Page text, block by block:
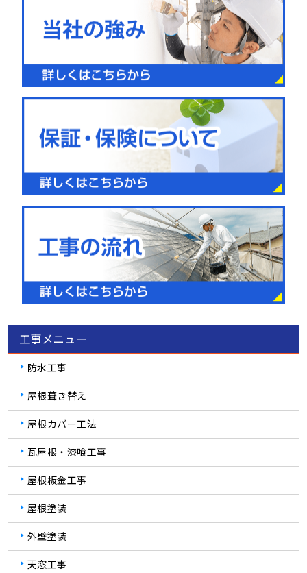
工事メニュー
防水工事
屋根葺き替え
屋根カバー工法
瓦屋根・漆喰工事
屋根板金工事
屋根塗装
外壁塗装
天窓工事